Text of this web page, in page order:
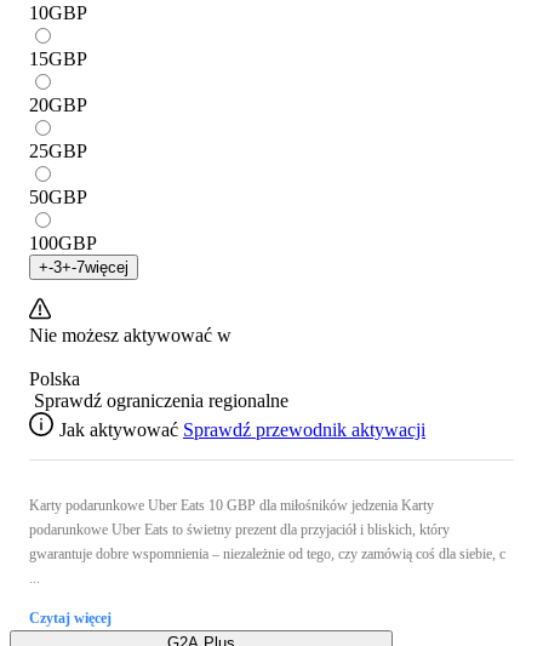
10GBP
15GBP
20GBP
25GBP
50GBP
100GBP
+-3+-7więcej
Nie możesz aktywować w
Polska
Sprawdź ograniczenia regionalne
Jak aktywować Sprawdź przewodnik aktywacji
Karty podarunkowe Uber Eats 10 GBP dla miłośników jedzenia Karty
podarunkowe Uber Eats to świetny prezent dla przyjaciół i bliskich, który
gwarantuje dobre wspomnienia – niezależnie od tego, czy zamówią coś dla siebie, c
...
Czytaj więcej